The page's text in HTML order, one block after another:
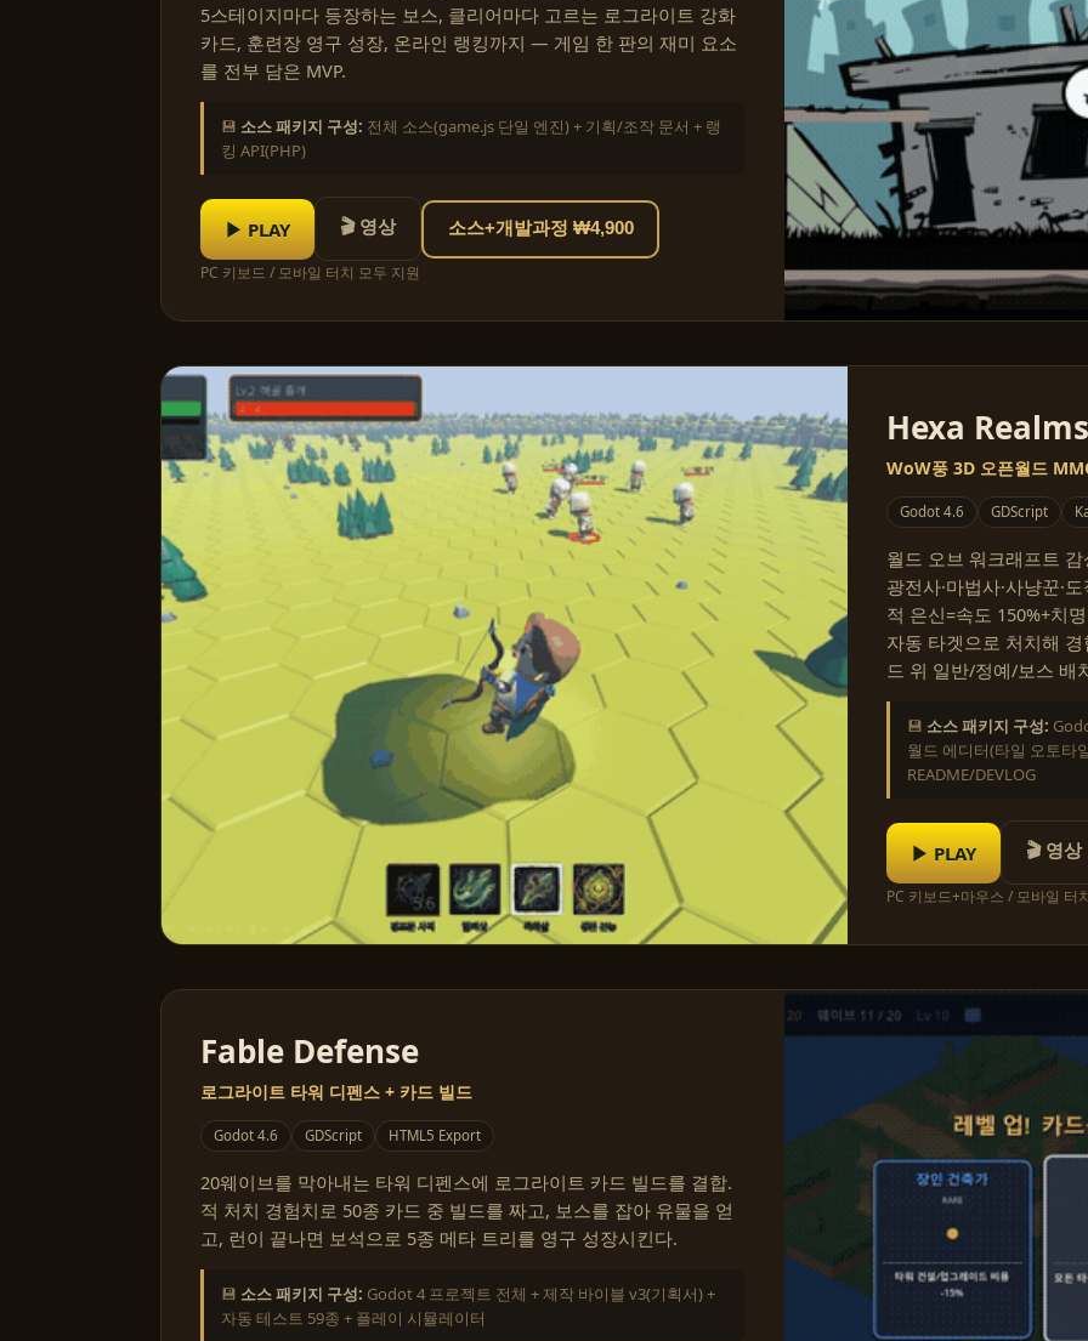
5스테이지마다 등장하는 보스, 클리어마다 고르는 로그라이트 강화
카드, 훈련장 영구 성장, 온라인 랭킹까지 — 게임 한 판의 재미 요소
를 전부 담은 MVP.
💾 소스 패키지 구성: 전체 소스(game.js 단일 엔진) + 기획/조작 문서 + 랭
킹 API(PHP)
▶ PLAY 🎬 영상 소스+개발과정 ₩4,900
PC 키보드 / 모바일 터치 모두 지원
Hexa Realms
WoW풍 3D 오픈월드
Godot 4.6 GDScript
월드 오브 워크래프트
광전사·마법사·사냥꾼·
적 은신=속도 150%+치
자동 타겟으로 처치해
드 위 일반/정예/보스 배
💾 소스 패키지 구성:
월드 에디터(타일 오토타
README/DEVLOG
▶ PLAY 🎬 영상
PC 키보드+마우스 / 모바일 터
Fable Defense
로그라이트 타워 디펜스 + 카드 빌드
Godot 4.6 GDScript HTML5 Export
20웨이브를 막아내는 타워 디펜스에 로그라이트 카드 빌드를 결합.
적 처치 경험치로 50종 카드 중 빌드를 짜고, 보스를 잡아 유물을 얻
고, 런이 끝나면 보석으로 5종 메타 트리를 영구 성장시킨다.
💾 소스 패키지 구성: Godot 4 프로젝트 전체 + 제작 바이블 v3(기획서) +
자동 테스트 59종 + 플레이 시뮬레이터